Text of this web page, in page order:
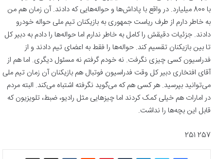
با 800 میلیارد. در واقع با پاداش‌ها و حواله‌هایی که دادند. آن زمان هم من
به خاطر دارم از طرف ریاست جمهوری به بازیکنان تیم ملی حواله خودرو
دادند. جزئیات دقیقش را کامل به خاطر ندارم اما حواله‌ها را دادم به دبیر کل
تا بین بازیکنان تقسیم کند. حواله‌ها را فقط به اعضای تیم دادند و از
فدراسیون کسی چیزی نگرفت. نه خودم گرفتم نه مسئول دیگری. اما هم از
آقای افتخاری دبیر کل وقت فدراسیون فوتبال هم بازیکنان آن زمان تیم ملی
می‌توانید بپرسید. هر کسی هم که می‌گوید نگرفته اشتباه می‌کند. البته مردم
در امارات هم خیلی کمک کردند اما چیزهایی مثل رادیو، ضبط، تلویزیون که
قابل این بچه‌ها را نداشت.
257 251